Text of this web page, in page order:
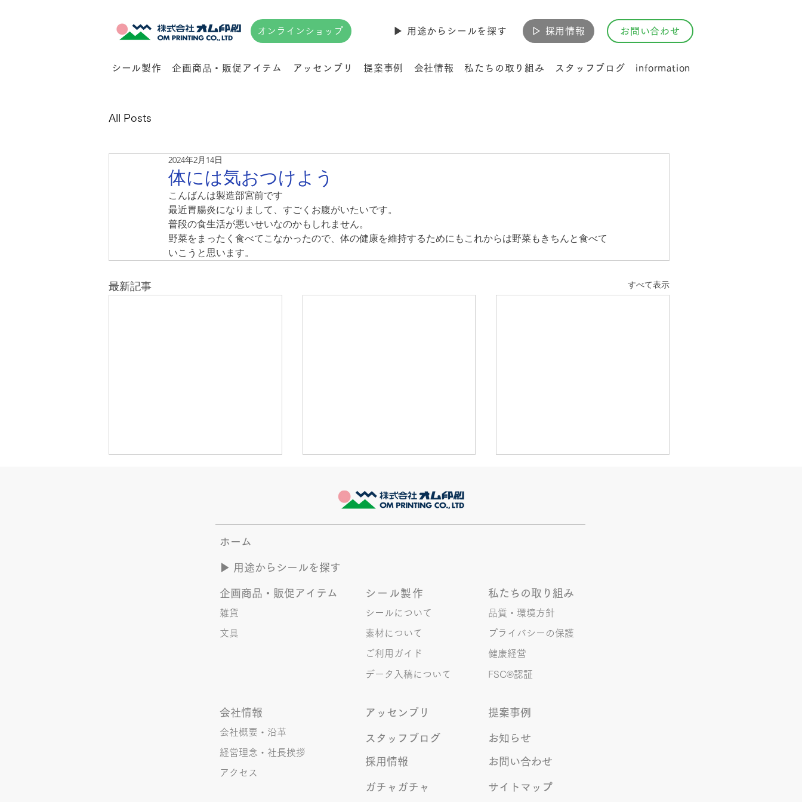
オンラインショップ ▶︎ 用途からシールを探す ▷ 採用情報 お問い合わせ
シール製作 企画商品・販促アイテム アッセンブリ 提案事例 会社情報 私たちの取り組み スタッフブログ information
All Posts
体には気おつけよう
2024年2月14日
こんばんは製造部宮前です
最近胃腸炎になりまして、すごくお腹がいたいです。
普段の食生活が悪いせいなのかもしれません。
野菜をまったく食べてこなかったので、体の健康を維持するためにもこれからは野菜もきちんと食べて
いこうと思います。
最新記事 すべて表示
のかって？ それは、きなこがま
た笑いのネタを提供してくれたか
こ(ニックネーム)は、漢字がちょ
っぴり苦手。 だけど本人はいつ
も自信満々。 【彼女の書いた漢
字の間違い例】 機械説定×⇒設定
〇 準備能熱×⇒態勢〇 証固
最近とあるVTuberにハマってい
ます。 推し活という程でもない
お昼ご飯つくりに、食べ盛り男子
にとってはとても辛い1ヶ月の始
まりです。 全国のお母さん達、
共に頑張りましょう！！ 管理 S
ホーム
▶︎ 用途からシールを探す
企画商品・販促アイテム
雑貨
文具
会社情報
会社概要・沿革
経営理念・社長挨拶
アクセス
シール製作
シールについて
素材について
ご利用ガイド
データ入稿について
私たちの取り組み
品質・環境方針
プライバシーの保護
健康経営
FSC®︎認証
アッセンブリ 提案事例
スタッフブログ お知らせ
採用情報 お問い合わせ
ガチャガチャ サイトマップ